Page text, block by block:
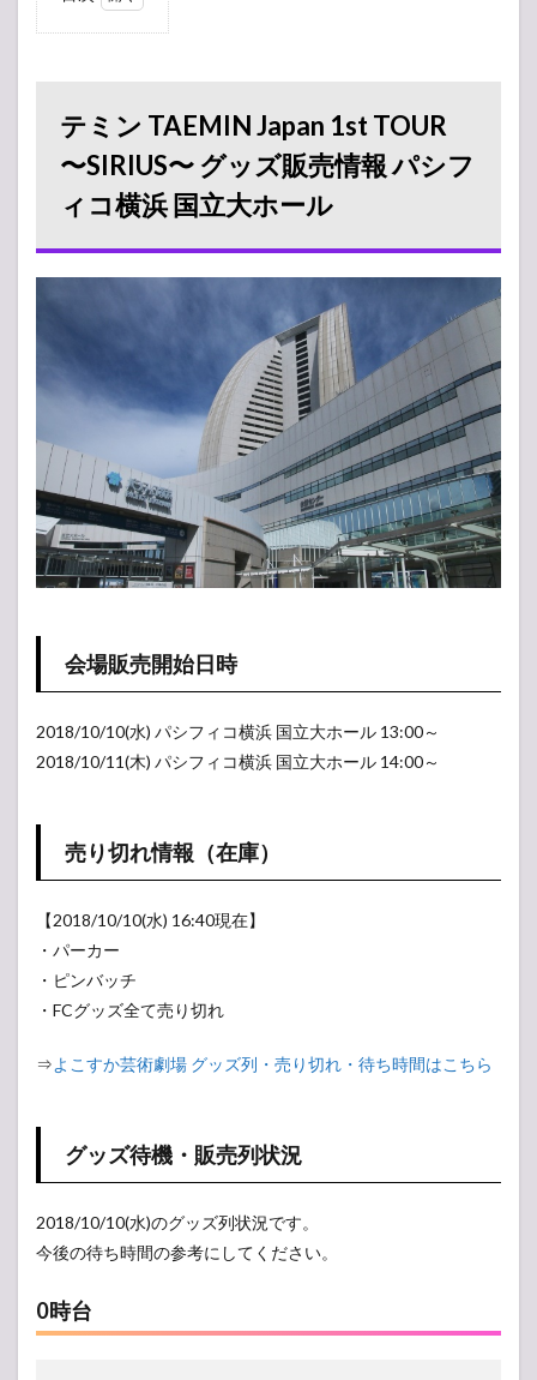
1st
TOUR 〜
SIRIUS〜
グッズ
販売情
報 パシ
販売
1.2
売り
切れ
情報
（在
庫）
ズ待
機・
列状
況
ンケ
ー
ト】
投票
所
テミン TAEMIN Japan 1st TOUR
〜SIRIUS〜 グッズ販売情報 パシフ
ィコ横浜 国立大ホール
会場販売開始日時
2018/10/10(水) パシフィコ横浜 国立大ホール 13:00～
2018/10/11(木) パシフィコ横浜 国立大ホール 14:00～
売り切れ情報（在庫）
【2018/10/10(水) 16:40現在】
・パーカー
・ピンバッチ
・FCグッズ全て売り切れ
⇒よこすか芸術劇場 グッズ列・売り切れ・待ち時間はこちら
グッズ待機・販売列状況
2018/10/10(水)のグッズ列状況です。
今後の待ち時間の参考にしてください。
0時台